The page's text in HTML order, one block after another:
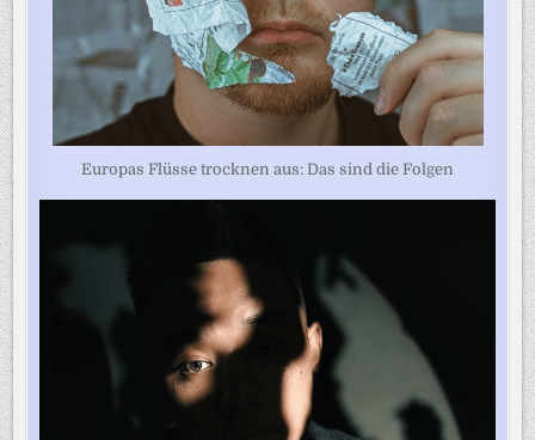
Europas Flüsse trocknen aus: Das sind die Folgen